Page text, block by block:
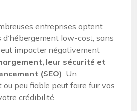
entreprises optent
d’hébergement low-cost, sans
impacter négativement
leur sécurité et
(SEO) . Un
peu fiable peut faire fuir vos
crédibilité.